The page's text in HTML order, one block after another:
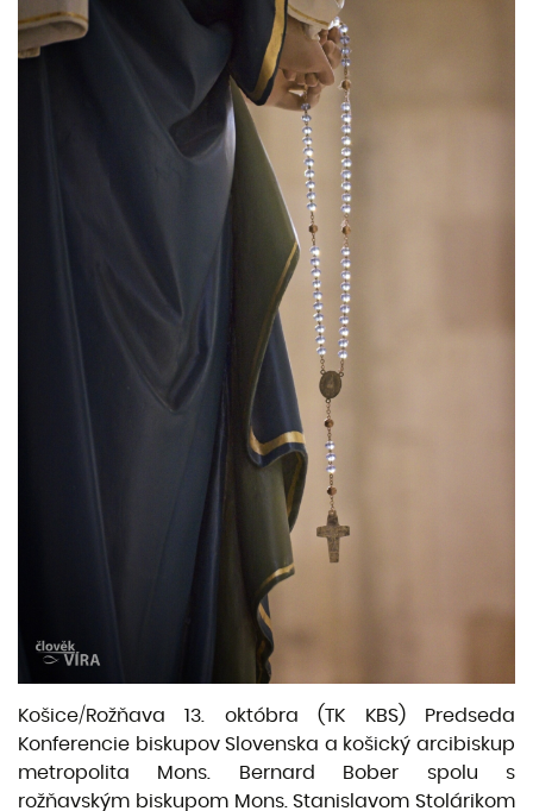
Košice/Rožňava 13. októbra (TK KBS) Predseda
Konferencie biskupov Slovenska a košický arcibiskup
metropolita Mons. Bernard Bober spolu s
rožňavským biskupom Mons. Stanislavom Stolárikom